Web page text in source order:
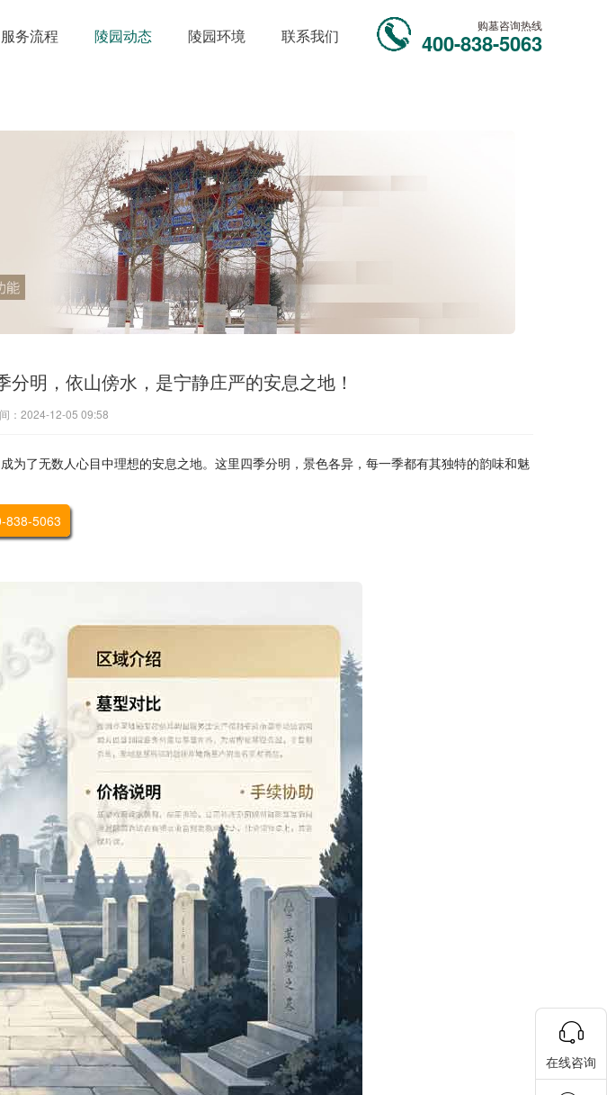
服务流程 陵园动态 陵园环境 联系我们
购墓咨询热线
400-838-5063
明，依山傍水，是宁静庄严的安息之地！
：2024-12-05 09:58
为了无数人心目中理想的安息之地。这里四季分明，景色各异，每一季都有其独特的韵味和魅
838-5063
在线咨询